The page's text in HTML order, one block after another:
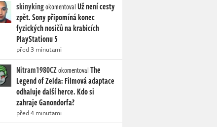
skinykingokomentovalUž není cesty
zpět. Sony připomíná konec
fyzických nosičů na krabicích
PlayStationu 5
před 3 minutami
Nitram1980CZokomentovalThe
Legend of Zelda: Filmová adaptace
odhaluje další herce. Kdo si
zahraje Ganondorfa?
před 4 minutami